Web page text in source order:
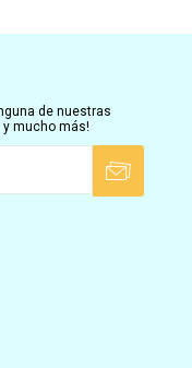
de nuestras
mucho más!